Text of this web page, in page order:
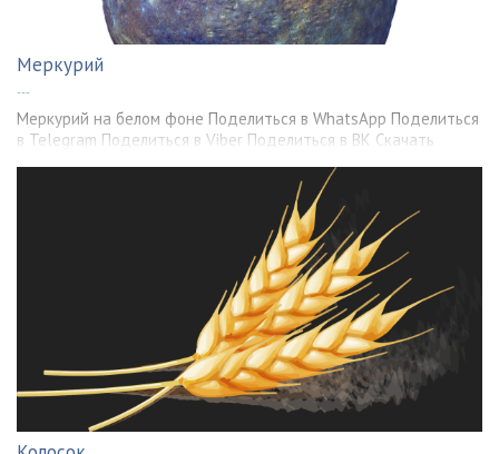
Меркурий
---
Меркурий на белом фоне Поделиться в WhatsApp Поделиться
в Telegram Поделиться в Viber Поделиться в ВК Скачать